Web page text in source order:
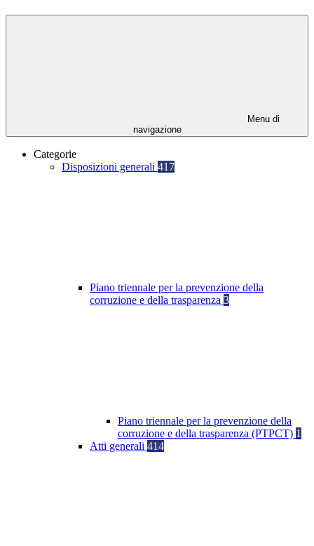
Menu di
navigazione
Categorie
Disposizioni generali 417
Piano triennale per la prevenzione della
corruzione e della trasparenza 3
Piano triennale per la prevenzione della
corruzione e della trasparenza (PTPCT) 1
Atti generali 414